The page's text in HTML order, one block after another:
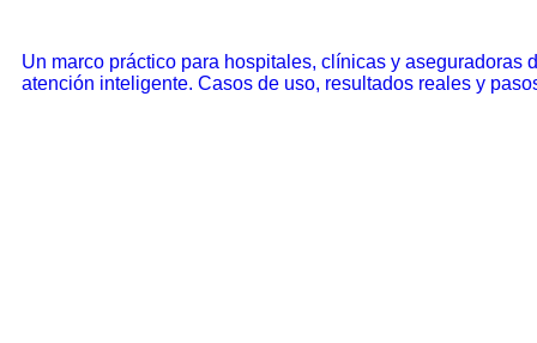
Un marco práctico para hospitales, clínicas y
atención inteligente. Casos de uso, resultados reales y